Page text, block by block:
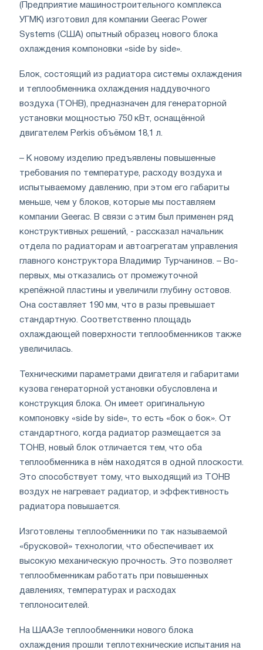
(Предприятие машиностроительного комплекса
УГМК) изготовил для компании Geerac Power
Systems (США) опытный образец нового блока
охлаждения компоновки «side by side».
Блок, состоящий из радиатора системы охлаждения
и теплообменника охлаждения наддувочного
воздуха (ТОНВ), предназначен для генераторной
установки мощностью 750 кВт, оснащённой
двигателем Perkis объёмом 18,1 л.
– К новому изделию предъявлены повышенные
требования по температуре, расходу воздуха и
испытываемому давлению, при этом его габариты
меньше, чем у блоков, которые мы поставляем
компании Geerac. В связи с этим был применен ряд
конструктивных решений, - рассказал начальник
отдела по радиаторам и автоагрегатам управления
главного конструктора Владимир Турчанинов. – Во-
первых, мы отказались от промежуточной
крепёжной пластины и увеличили глубину остовов.
Она составляет 190 мм, что в разы превышает
стандартную. Соответственно площадь
охлаждающей поверхности теплообменников также
увеличилась.
Техническими параметрами двигателя и габаритами
кузова генераторной установки обусловлена и
конструкция блока. Он имеет оригинальную
компоновку «side by side», то есть «бок о бок». От
стандартного, когда радиатор размещается за
ТОНВ, новый блок отличается тем, что оба
теплообменника в нём находятся в одной плоскости.
Это способствует тому, что выходящий из ТОНВ
воздух не нагревает радиатор, и эффективность
радиатора повышается.
Изготовлены теплообменники по так называемой
«брусковой» технологии, что обеспечивает их
высокую механическую прочность. Это позволяет
теплообменникам работать при повышенных
давлениях, температурах и расходах
теплоносителей.
На ШААЗе теплообменники нового блока
охлаждения прошли теплотехнические испытания на